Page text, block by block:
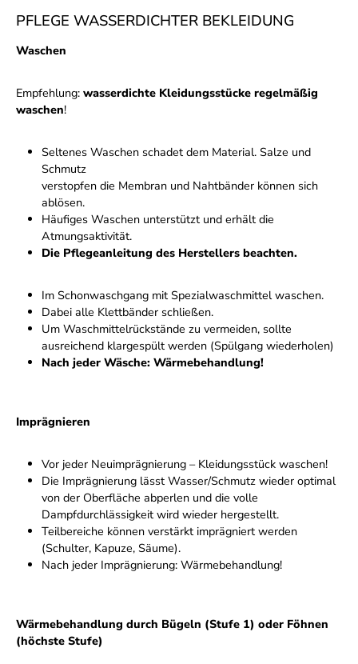
PFLEGE WASSERDICHTER BEKLEIDUNG
Waschen
Empfehlung: wasserdichte Kleidungsstücke regelmäßig
waschen!
Seltenes Waschen schadet dem Material. Salze und
Schmutz
verstopfen die Membran und Nahtbänder können sich
ablösen.
Häufiges Waschen unterstützt und erhält die
Atmungsaktivität.
Die Pflegeanleitung des Herstellers beachten.
Im Schonwaschgang mit Spezialwaschmittel waschen.
Dabei alle Klettbänder schließen.
Um Waschmittelrückstände zu vermeiden, sollte
ausreichend klargespült werden (Spülgang wiederholen)
Nach jeder Wäsche: Wärmebehandlung!
Imprägnieren
Vor jeder Neuimprägnierung – Kleidungsstück waschen!
Die Imprägnierung lässt Wasser/Schmutz wieder optimal
von der Oberfläche abperlen und die volle
Dampfdurchlässigkeit wird wieder hergestellt.
Teilbereiche können verstärkt imprägniert werden
(Schulter, Kapuze, Säume).
Nach jeder Imprägnierung: Wärmebehandlung!
Wärmebehandlung durch Bügeln (Stufe 1) oder Föhnen
(höchste Stufe)